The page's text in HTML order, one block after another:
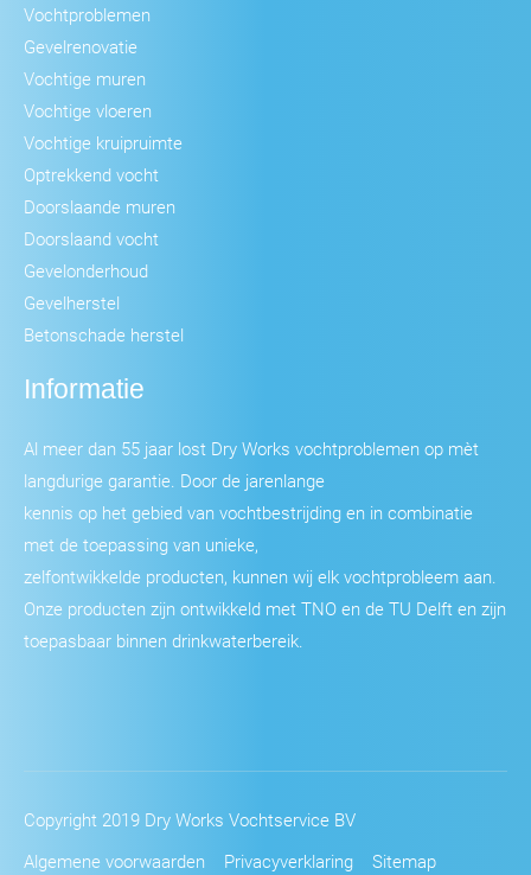
Vochtproblemen
Gevelrenovatie
Vochtige muren
Vochtige vloeren
Vochtige kruipruimte
Optrekkend vocht
Doorslaande muren
Doorslaand vocht
Gevelonderhoud
Gevelherstel
Betonschade herstel
Informatie
Al meer dan 55 jaar lost Dry Works vochtproblemen op mèt
langdurige garantie. Door de jarenlange
kennis op het gebied van vochtbestrijding en in combinatie
met de toepassing van unieke,
zelfontwikkelde producten, kunnen wij elk vochtprobleem aan.
Onze producten zijn ontwikkeld met TNO en de TU Delft en zijn
toepasbaar binnen drinkwaterbereik.
Copyright 2019 Dry Works Vochtservice BV
Algemene voorwaarden
Privacyverklaring Sitemap